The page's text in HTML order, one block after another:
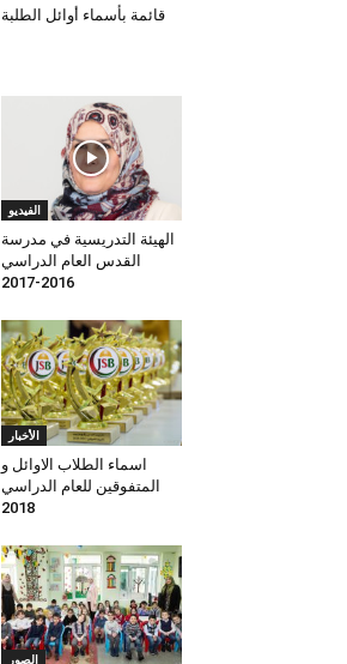
قائمة بأسماء أوائل الطلبة
الفيديو
الهيئة التدريسية في مدرسة
القدس العام الدراسي
2016-2017
الأخبار
اسماء الطلاب الاوائل و
المتفوقين للعام الدراسي
2018
الصور